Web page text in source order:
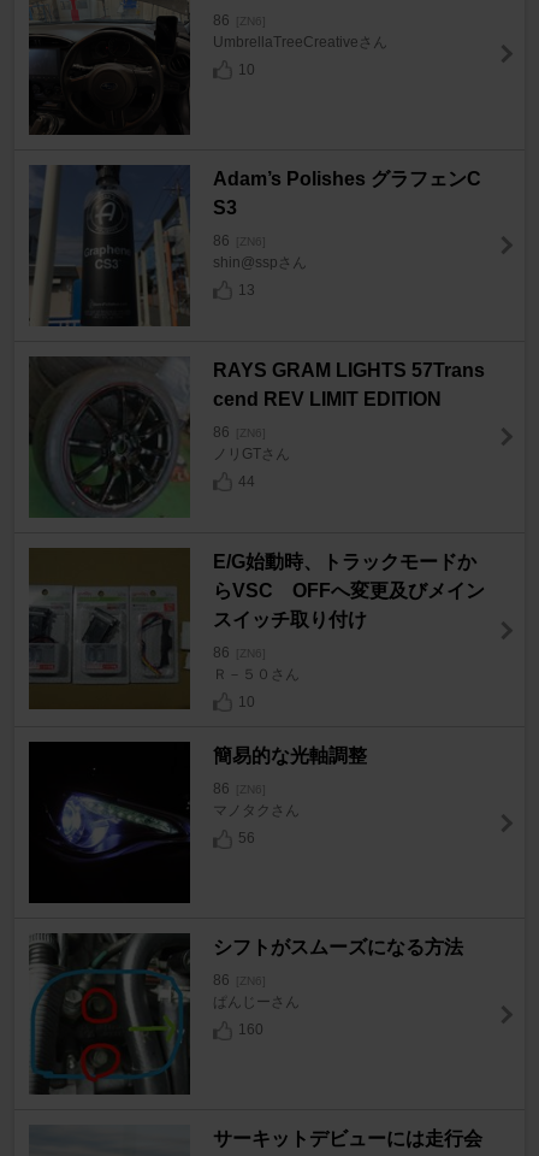
86 [ZN6]
UmbrellaTreeCreativeさん
10
Adam’s Polishes グラフェンC
S3
86 [ZN6]
shin@sspさん
13
RAYS GRAM LIGHTS 57Trans
cend REV LIMIT EDITION
86 [ZN6]
ノリGTさん
44
E/G始動時、トラックモードか
らVSC OFFへ変更及びメイン
スイッチ取り付け
86 [ZN6]
Ｒ－５０さん
10
簡易的な光軸調整
86 [ZN6]
マノタクさん
56
シフトがスムーズになる方法
86 [ZN6]
ぱんじーさん
160
サーキットデビューには走行会